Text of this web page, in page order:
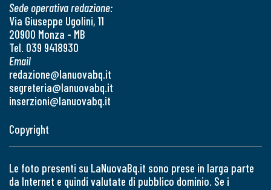
Sede operativa redazione:
Via Giuseppe Ugolini, 11
20900 Monza - MB
Tel. 039 9418930
Email
redazione@lanuovabq.it
segreteria@lanuovabq.it
inserzioni@lanuovabq.it
Copyright
Le foto presenti su LaNuovaBq.it sono prese in larga parte
da Internet e quindi valutate di pubblico dominio. Se i